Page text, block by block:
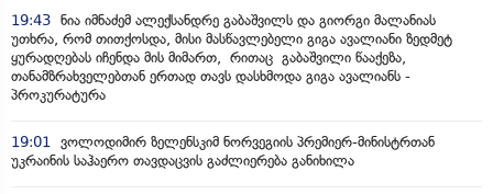
19:43 ნია იმნაძემ ალექსანდრე გაბაშვილს და გიორგი მალანიას
უთხრა, რომ თითქოსდა, მისი მასწავლებელი გიგა ავალიანი ზედმეტ
ყურადღებას იჩენდა მის მიმართ, რითაც გაბაშვილი წააქეზა,
თანამზრახველებთან ერთად თავს დასხმოდა გიგა ავალიანს -
პროკურატურა
19:01
ვოლოდიმირ ზელენსკიმ ნორვეგიის პრემიერ-მინისტრთან
უკრაინის საჰაერო თავდაცვის გაძლიერება განიხილა